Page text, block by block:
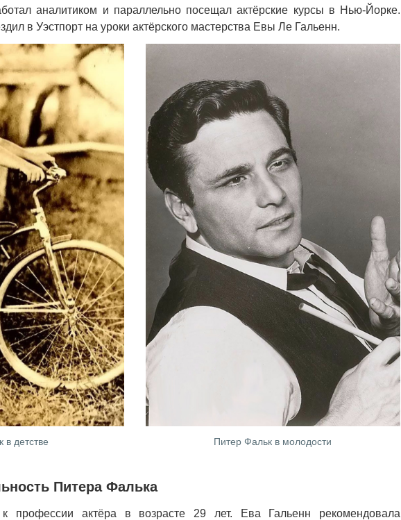
аналитиком и параллельно посещал актёрские курсы в Нью-Йорке.
в Уэстпорт на уроки актёрского мастерства Евы Ле Гальенн.
в детстве Питер Фальк в молодости
Питера Фалька
актёра в возрасте 29 лет. Ева Гальенн рекомендовала